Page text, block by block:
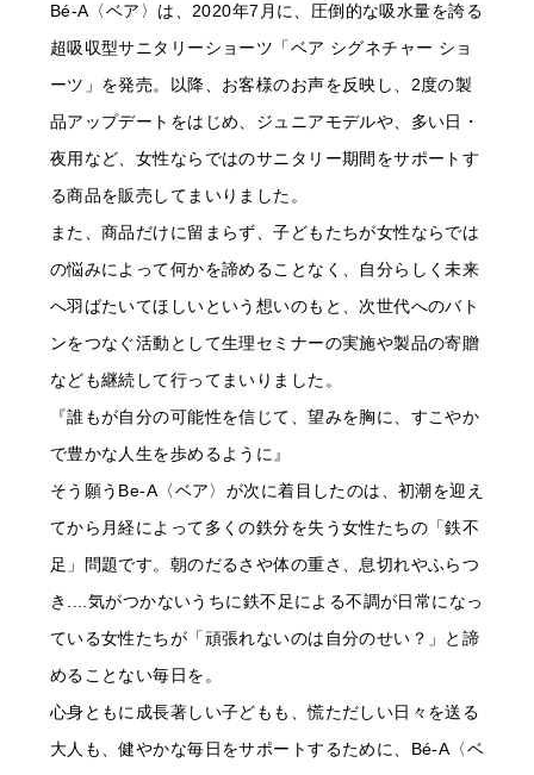
Bé-A〈ベア〉は、2020年7月に、圧倒的な吸水量を誇る
超吸収型サニタリーショーツ「ベア シグネチャー ショ
ーツ」を発売。以降、お客様のお声を反映し、2度の製
品アップデートをはじめ、ジュニアモデルや、多い日・
夜用など、女性ならではのサニタリー期間をサポートす
る商品を販売してまいりました。
また、商品だけに留まらず、子どもたちが女性ならでは
の悩みによって何かを諦めることなく、自分らしく未来
へ羽ばたいてほしいという想いのもと、次世代へのバト
ンをつなぐ活動として生理セミナーの実施や製品の寄贈
なども継続して行ってまいりました。
『誰もが自分の可能性を信じて、望みを胸に、すこやか
で豊かな人生を歩めるように』
そう願うBe-A〈ベア〉が次に着目したのは、初潮を迎え
てから月経によって多くの鉄分を失う女性たちの「鉄不
足」問題です。朝のだるさや体の重さ、息切れやふらつ
き....気がつかないうちに鉄不足による不調が日常になっ
ている女性たちが「頑張れないのは自分のせい？」と諦
めることない毎日を。
心身ともに成長著しい子どもも、慌ただしい日々を送る
大人も、健やかな毎日をサポートするために、Bé-A〈ベ